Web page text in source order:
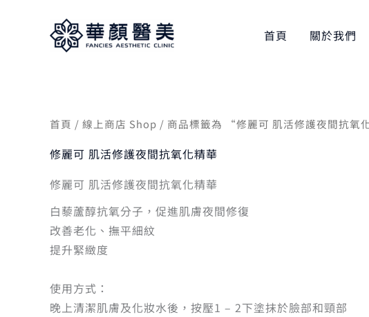
首頁 關於我們
首頁 / 線上商店 Shop / 商品標籤為 “修麗可 肌活修護夜間抗氧
修麗可 肌活修護夜間抗氧化精華
修麗可 肌活修護夜間抗氧化精華
白藜蘆醇抗氧分子，促進肌膚夜間修復
改善老化、撫平細紋
提升緊緻度
使用方式：
晚上清潔肌膚及化妝水後，按壓1 – 2下塗抹於臉部和頸部